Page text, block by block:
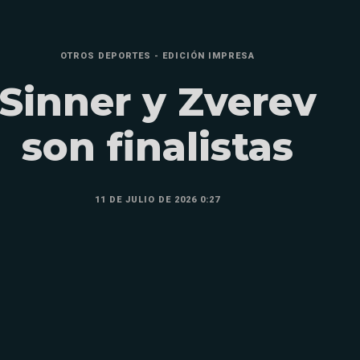
OTROS DEPORTES - EDICIÓN IMPRESA
y Zverev
son finalistas
11 DE JULIO DE 2026 0:27